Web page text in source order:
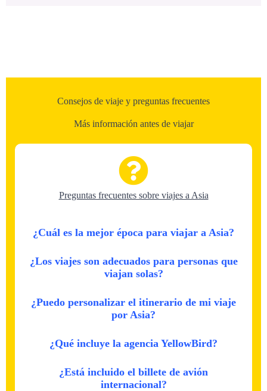
Consejos de viaje y preguntas frecuentes
Más información antes de viajar
Preguntas frecuentes sobre viajes a Asia
¿Cuál es la mejor época para viajar a Asia?
¿Los viajes son adecuados para personas que
viajan solas?
¿Puedo personalizar el itinerario de mi viaje
por Asia?
¿Qué incluye la agencia YellowBird?
¿Está incluido el billete de avión
internacional?